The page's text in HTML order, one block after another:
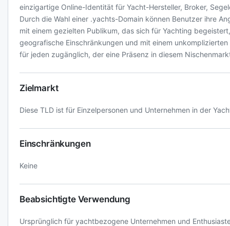
einzigartige Online-Identität für Yacht-Hersteller, Broker,
Durch die Wahl einer .yachts-Domain können Benutzer ihre
mit einem gezielten Publikum, das sich für Yachting
geografische Einschränkungen und mit einem
für jeden zugänglich, der eine Präsenz in diesem
Zielmarkt
Diese TLD ist für Einzelpersonen und Unternehmen in der
Einschränkungen
Keine
Beabsichtigte Verwendung
Ursprünglich für yachtbezogene Unternehmen und